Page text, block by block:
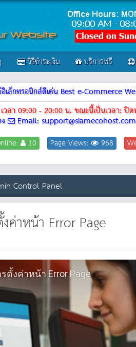
วิธีชำระเงิน บริการฟรี
ล็กทรอนิกส์ดีเด่น Best e-Commerce
วลา 09:00 - 20:00 น.ขณะนี้เป็นเวลา: ปิด
Email:
10 Page Views: 968
Control Panel
ค่าหน้า Error Page
ตั้งค่าหน้า Error Page